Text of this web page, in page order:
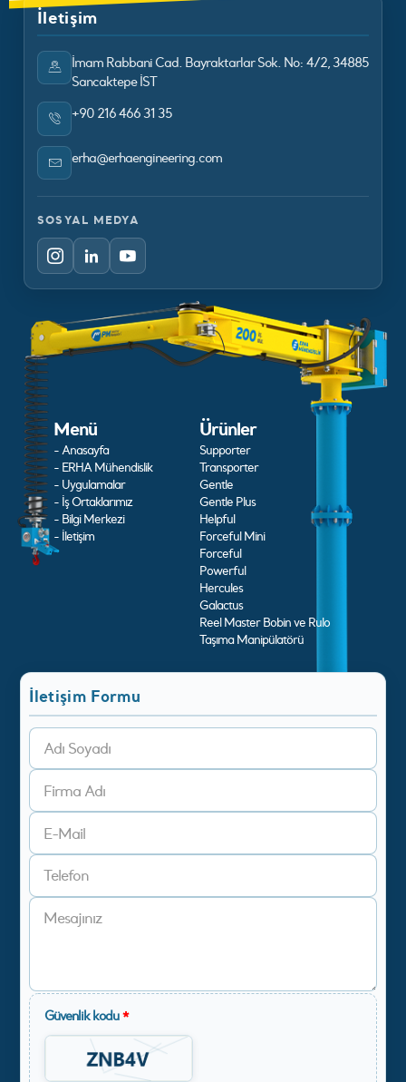
İletişim
İmam Rabbani Cad. Bayraktarlar Sok. No: 4/2, 34885
Sancaktepe İST
+90 216 466 31 35
erha@erhaengineering.com
SOSYAL MEDYA
Menü
- Anasayfa
- ERHA Mühendislik
- Uygulamalar
- İş Ortaklarımız
- Bilgi Merkezi
- İletişim
Ürünler
Supporter
Transporter
Gentle
Gentle Plus
Helpful
Forceful Mini
Forceful
Powerful
Hercules
Galactus
Reel Master Bobin ve Rulo
Taşıma Manipülatörü
İletişim Formu
Güvenlik kodu*